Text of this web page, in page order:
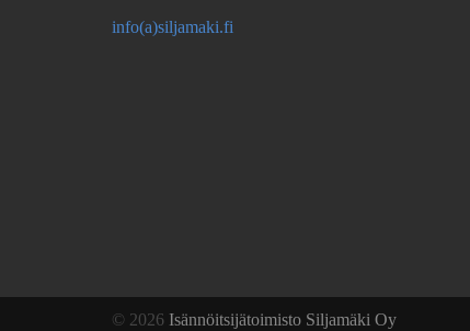
info(a)siljamaki.fi
© 2026 Isännöitsijätoimisto Siljamäki Oy